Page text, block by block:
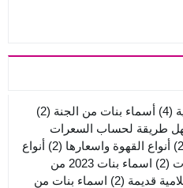
(4) أسماء بنات من الجنة (2)
طريقة لحساب السعرات
أنواع القهوة واسعارها (2)
أنواع
(2)
اسماء بنات 2023 من
قديمة (2)
اسماء بنات من